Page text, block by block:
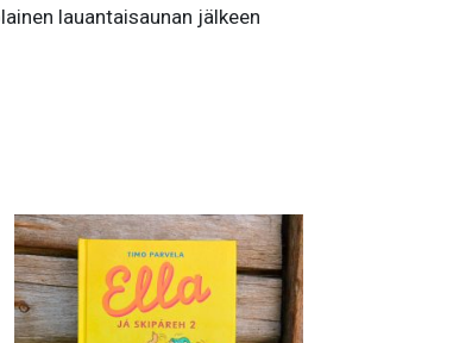
lauantaisaunan jälkeen